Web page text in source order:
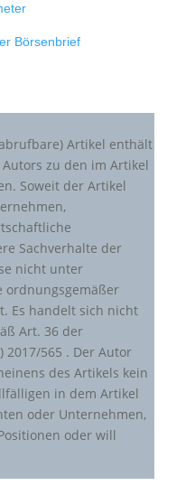
Börsenbrief
Artikel enthält
zu den im Artikel
Soweit der Artikel
Sachverhalte der
nicht unter
ordnungsgemäßer
Es handelt sich nicht
Art. 36 der
2017/565 . Der Autor
des Artikels kein
in dem Artikel
oder Unternehmen,
oder will